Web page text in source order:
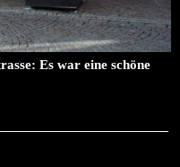
Es war eine schöne